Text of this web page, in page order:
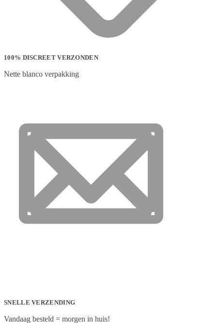
100% DISCREET VERZONDEN
Nette blanco verpakking
SNELLE VERZENDING
Vandaag besteld = morgen in huis!